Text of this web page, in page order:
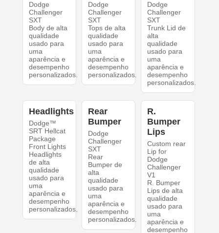
Dodge
Challenger
SXT
Body de alta
qualidade
usado para
uma
aparência e
desempenho
personalizados.
Dodge
Challenger
SXT
Tops de alta
qualidade
usado para
uma
aparência e
desempenho
personalizados.
Dodge
Challenger
SXT
Trunk Lid de
alta
qualidade
usado para
uma
aparência e
desempenho
personalizados.
Headlights
Dodge™
SRT Hellcat
Package
Front Lights
Headlights
de alta
qualidade
usado para
uma
aparência e
desempenho
personalizados.
Rear
Bumper
Dodge
Challenger
SXT
Rear
Bumper de
alta
qualidade
usado para
uma
aparência e
desempenho
personalizados.
R.
Bumper
Lips
Custom rear
Lip for
Dodge
Challenger
V1
R. Bumper
Lips de alta
qualidade
usado para
uma
aparência e
desempenho